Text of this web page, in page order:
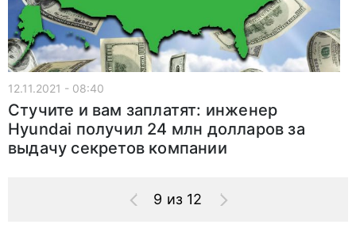
12.11.2021 - 08:40
Стучите и вам заплатят: инженер
Hyundai получил 24 млн долларов за
выдачу секретов компании
9 из 12